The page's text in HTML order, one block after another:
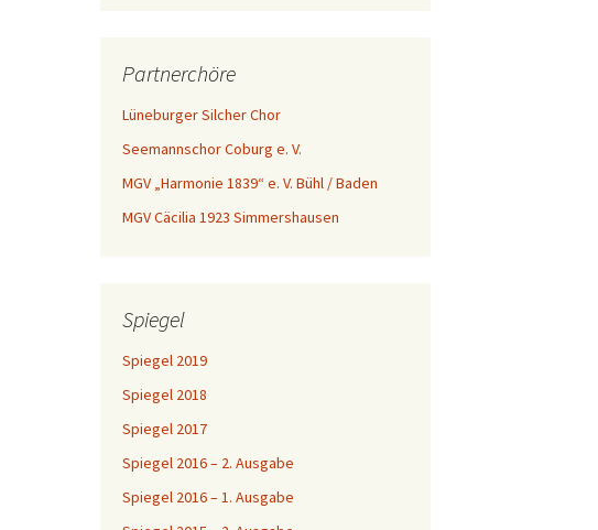
Partnerchöre
Lüneburger Silcher Chor
Seemannschor Coburg e. V.
MGV „Harmonie 1839“ e. V. Bühl / Baden
MGV Cäcilia 1923 Simmershausen
Spiegel
Spiegel 2019
Spiegel 2018
Spiegel 2017
Spiegel 2016 – 2. Ausgabe
Spiegel 2016 – 1. Ausgabe